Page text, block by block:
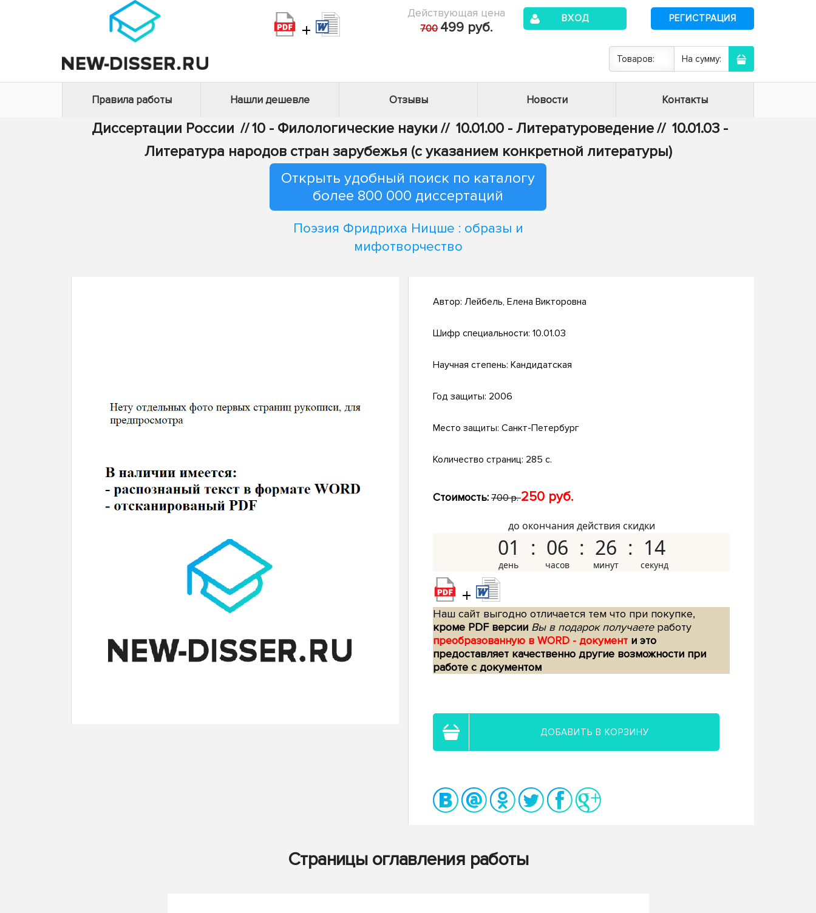
+
Действующая цена
700 499 руб.
ВХОД РЕГИСТРАЦИЯ
Товаров: На сумму:
Правила работы Нашли дешевле Отзывы Новости Контакты
Диссертации России //10 - Филологические науки // 10.01.00 - Литературоведение// 10.01.03 -
Литература народов стран зарубежья (с указанием конкретной литературы)
Открыть удобный поиск по каталогу
более 800 000 диссертаций
Поэзия Фридриха Ницше : образы и
мифотворчество
Автор: Лейбель, Елена Викторовна
Шифр специальности: 10.01.03
Научная степень: Кандидатская
Год защиты: 2006
Место защиты: Санкт-Петербург
Количество страниц: 285 с.
Стоимость: 700 р.250 руб.
до окончания действия скидки
01 06 26 13
+
Наш сайт выгодно отличается тем что при покупке,
кроме PDF версии Вы в подарок получаетеработу
преобразованную в WORD - документ и это
предоставляет качественно другие возможности при
работе с документом
ДОБАВИТЬ В КОРЗИНУ
Страницы оглавления работы